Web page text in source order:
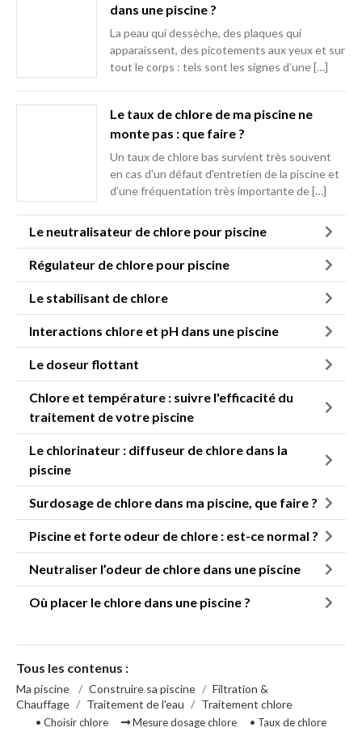
dans une piscine ?
La peau qui dessèche, des plaques qui
apparaissent, des picotements aux yeux et sur
tout le corps : tels sont les signes d’une […]
Le taux de chlore de ma piscine ne
monte pas : que faire ?
Un taux de chlore bas survient très souvent
en cas d'un défaut d'entretien de la piscine et
d'une fréquentation très importante de […]
Le neutralisateur de chlore pour piscine
Régulateur de chlore pour piscine
Le stabilisant de chlore
Interactions chlore et pH dans une piscine
Le doseur flottant
Chlore et température : suivre l'efficacité du
traitement de votre piscine
Le chlorinateur : diffuseur de chlore dans la
piscine
Surdosage de chlore dans ma piscine, que faire ?
Piscine et forte odeur de chlore : est-ce normal ?
Neutraliser l’odeur de chlore dans une piscine
Où placer le chlore dans une piscine ?
Tous les contenus :
Ma piscine / Construire sa piscine / Filtration &
Chauffage / Traitement de l'eau / Traitement chlore
• Choisir chlore Mesure dosage chlore
• Taux de chlore